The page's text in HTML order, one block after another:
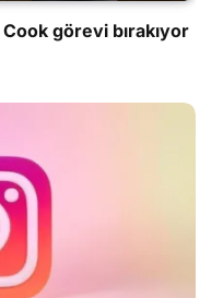
görevi bırakıyor